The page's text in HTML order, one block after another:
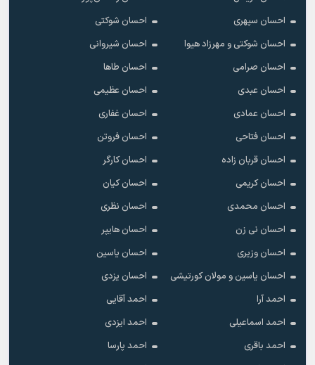
احسان سپهری
احسان شوکتی
احسان شوکتی و مهرزاد هیوا
احسان شیروانی
احسان صرامی
احسان طاها
احسان عبدی
احسان عظیمی
احسان عمادی
احسان غفاری
احسان فتاحی
احسان فروتن
احسان قربان زاده
احسان کارگر
احسان کریمی
احسان کیان
احسان محمدی
احسان نظری
احسان نی زن
احسان هایپر
احسان وزیری
احسان یاسین
احسان یاسین و مولان کورتیشی
احسان یزدی
احمد آرا
احمد آقایی
احمد اسماعیلی
احمد ایزدی
احمد باقری
احمد پارسا